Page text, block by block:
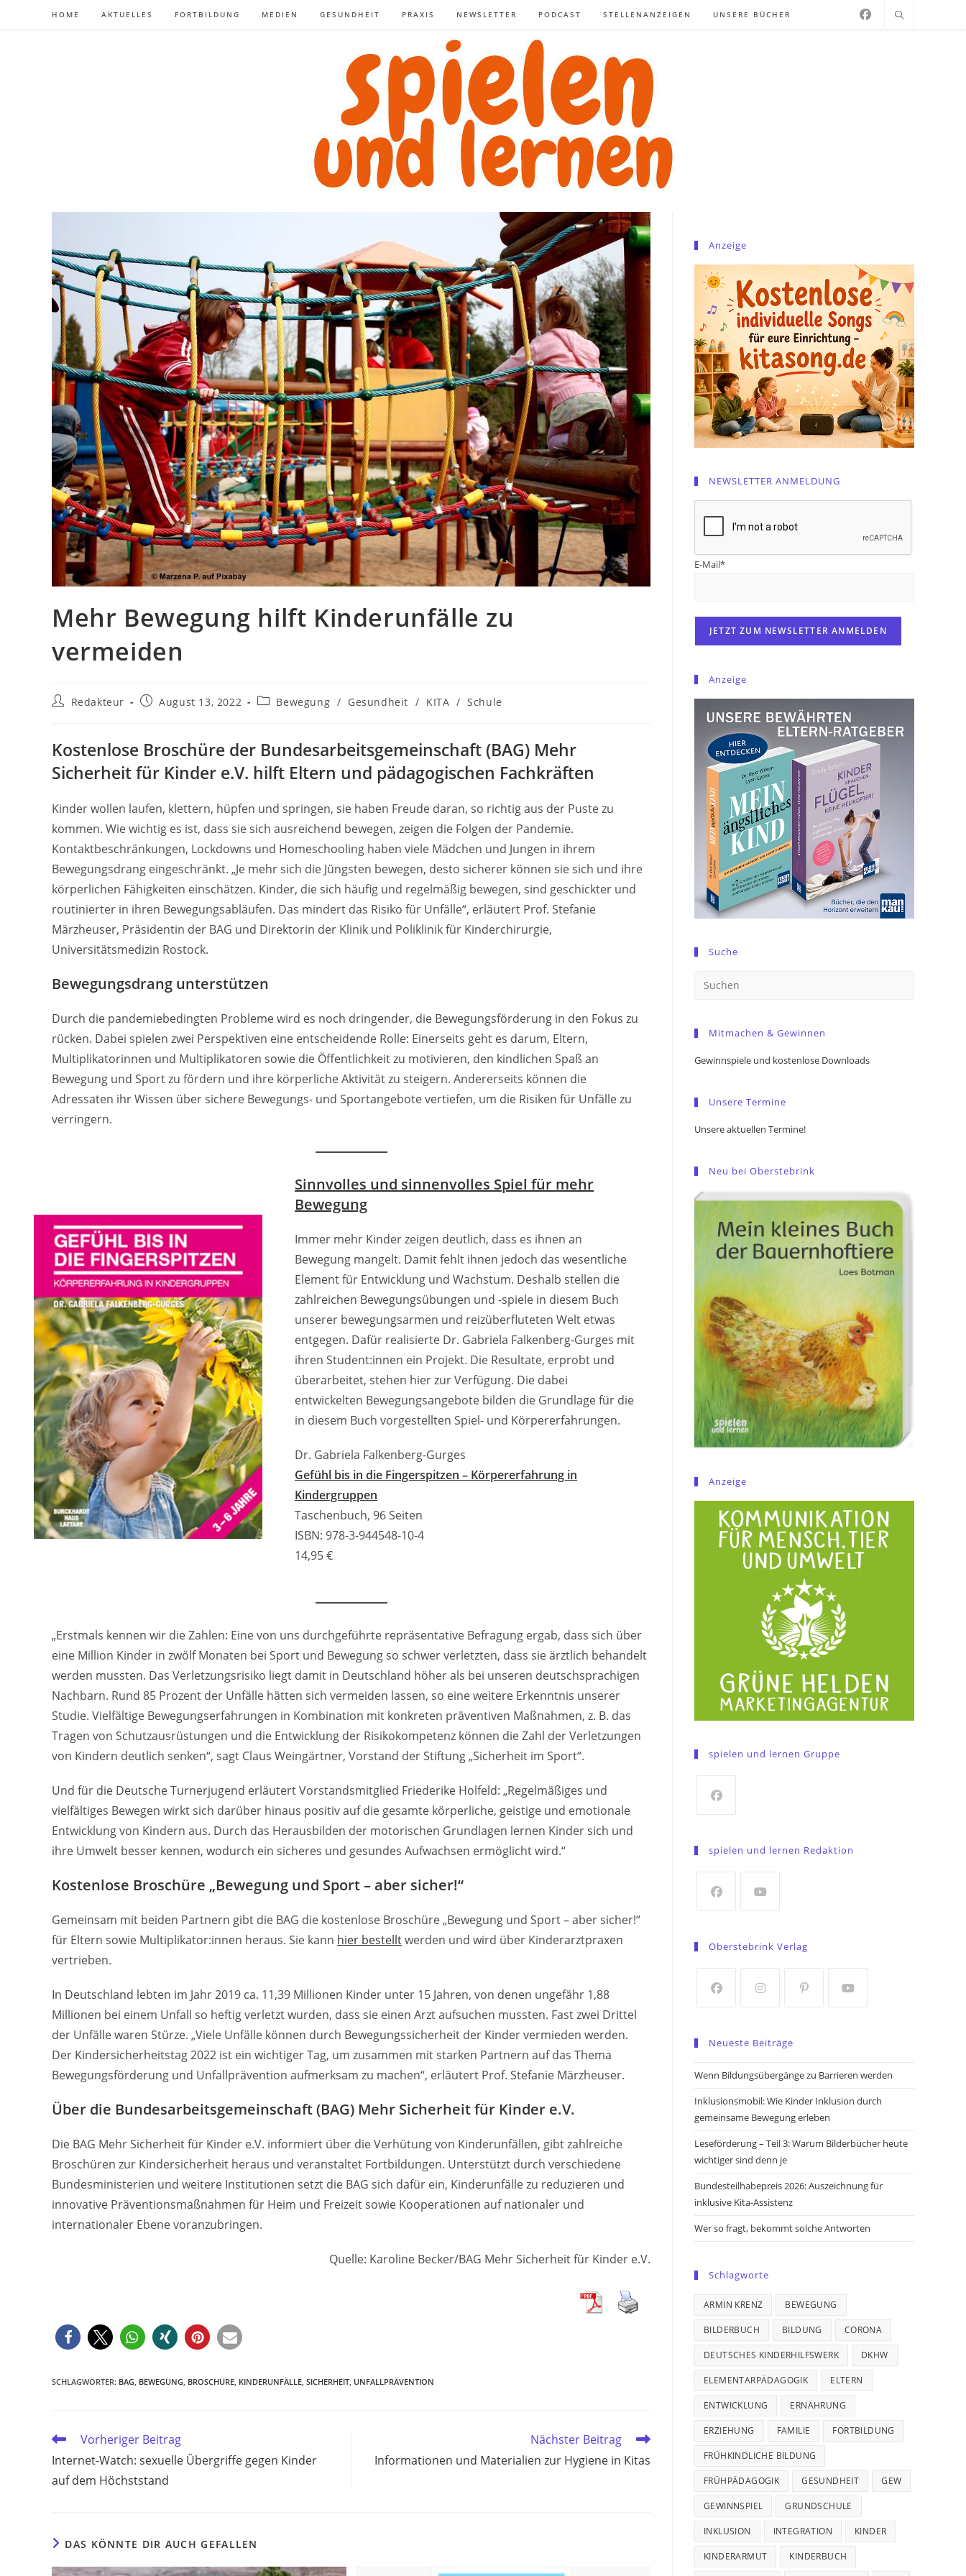
HOME AKTUELLES FORTBILDUNG MEDIEN GESUNDHEIT PRAXIS NEWSLETTER PODCAST STELLENANZEIGEN UNSERE BÜCHER
Mehr Bewegung hilft Kinderunfälle zu
vermeiden
Beitrags-
Redakteur
BeitragAugust 13, 2022
Beitrags-
Bewegung / Gesundheit / KITA / Schule
Kostenlose Broschüre der Bundesarbeitsgemeinschaft (BAG) Mehr
Sicherheit für Kinder e.V. hilft Eltern und pädagogischen Fachkräften
Kinder wollen laufen, klettern, hüpfen und springen, sie haben Freude daran, so richtig aus der Puste zu
kommen. Wie wichtig es ist, dass sie sich ausreichend bewegen, zeigen die Folgen der Pandemie.
Kontaktbeschränkungen, Lockdowns und Homeschooling haben viele Mädchen und Jungen in ihrem
Bewegungsdrang eingeschränkt. „Je mehr sich die Jüngsten bewegen, desto sicherer können sie sich und ihre
körperlichen Fähigkeiten einschätzen. Kinder, die sich häufig und regelmäßig bewegen, sind geschickter und
routinierter in ihren Bewegungsabläufen. Das mindert das Risiko für Unfälle“, erläutert Prof. Stefanie
Märzheuser, Präsidentin der BAG und Direktorin der Klinik und Poliklinik für Kinderchirurgie,
Universitätsmedizin Rostock.
Bewegungsdrang unterstützen
Durch die pandemiebedingten Probleme wird es noch dringender, die Bewegungsförderung in den Fokus zu
rücken. Dabei spielen zwei Perspektiven eine entscheidende Rolle: Einerseits geht es darum, Eltern,
Multiplikatorinnen und Multiplikatoren sowie die Öffentlichkeit zu motivieren, den kindlichen Spaß an
Bewegung und Sport zu fördern und ihre körperliche Aktivität zu steigern. Andererseits können die
Adressaten ihr Wissen über sichere Bewegungs- und Sportangebote vertiefen, um die Risiken für Unfälle zu
verringern.
Sinnvolles und sinnenvolles Spiel für mehr
Bewegung
Immer mehr Kinder zeigen deutlich, dass es ihnen an
Bewegung mangelt. Damit fehlt ihnen jedoch das wesentliche
Element für Entwicklung und Wachstum. Deshalb stellen die
zahlreichen Bewegungsübungen und -spiele in diesem Buch
unserer bewegungsarmen und reizüberfluteten Welt etwas
entgegen. Dafür realisierte Dr. Gabriela Falkenberg-Gurges mit
ihren Student:innen ein Projekt. Die Resultate, erprobt und
überarbeitet, stehen hier zur Verfügung. Die dabei
entwickelten Bewegungsangebote bilden die Grundlage für die
in diesem Buch vorgestellten Spiel- und Körpererfahrungen.
Dr. Gabriela Falkenberg-Gurges
Gefühl bis in die Fingerspitzen – Körpererfahrung in
Kindergruppen
Taschenbuch, 96 Seiten
ISBN: 978-3-944548-10-4
14,95 €
„Erstmals kennen wir die Zahlen: Eine von uns durchgeführte repräsentative Befragung ergab, dass sich über
eine Million Kinder in zwölf Monaten bei Sport und Bewegung so schwer verletzten, dass sie ärztlich behandelt
werden mussten. Das Verletzungsrisiko liegt damit in Deutschland höher als bei unseren deutschsprachigen
Nachbarn. Rund 85 Prozent der Unfälle hätten sich vermeiden lassen, so eine weitere Erkenntnis unserer
Studie. Vielfältige Bewegungserfahrungen in Kombination mit konkreten präventiven Maßnahmen, z. B. das
Tragen von Schutzausrüstungen und die Entwicklung der Risikokompetenz können die Zahl der Verletzungen
von Kindern deutlich senken“, sagt Claus Weingärtner, Vorstand der Stiftung „Sicherheit im Sport“.
Und für die Deutsche Turnerjugend erläutert Vorstandsmitglied Friederike Holfeld: „Regelmäßiges und
vielfältiges Bewegen wirkt sich darüber hinaus positiv auf die gesamte körperliche, geistige und emotionale
Entwicklung von Kindern aus. Durch das Herausbilden der motorischen Grundlagen lernen Kinder sich und
ihre Umwelt besser kennen, wodurch ein sicheres und gesundes Aufwachsen ermöglicht wird.“
Kostenlose Broschüre „Bewegung und Sport – aber sicher!“
Gemeinsam mit beiden Partnern gibt die BAG die kostenlose Broschüre „Bewegung und Sport – aber sicher!“
für Eltern sowie Multiplikator:innen heraus. Sie kann hier bestelltwerden und wird über Kinderarztpraxen
vertrieben.
In Deutschland lebten im Jahr 2019 ca. 11,39 Millionen Kinder unter 15 Jahren, von denen ungefähr 1,88
Millionen bei einem Unfall so heftig verletzt wurden, dass sie einen Arzt aufsuchen mussten. Fast zwei Drittel
der Unfälle waren Stürze. „Viele Unfälle können durch Bewegungssicherheit der Kinder vermieden werden.
Der Kindersicherheitstag 2022 ist ein wichtiger Tag, um zusammen mit starken Partnern auf das Thema
Bewegungsförderung und Unfallprävention aufmerksam zu machen“, erläutert Prof. Stefanie Märzheuser.
Über die Bundesarbeitsgemeinschaft (BAG) Mehr Sicherheit für Kinder e.V.
Die BAG Mehr Sicherheit für Kinder e.V. informiert über die Verhütung von Kinderunfällen, gibt zahlreiche
Broschüren zur Kindersicherheit heraus und veranstaltet Fortbildungen. Unterstützt durch verschiedene
Bundesministerien und weitere Institutionen setzt die BAG sich dafür ein, Kinderunfälle zu reduzieren und
innovative Präventionsmaßnahmen für Heim und Freizeit sowie Kooperationen auf nationaler und
internationaler Ebene voranzubringen.
Quelle: Karoline Becker/BAG Mehr Sicherheit für Kinder e.V.
SCHLAGWÖRTER: BAG BEWEGUNG BROSCHÜRE KINDERUNFÄLLE SICHERHEIT UNFALLPRÄVENTION
Weitere
ansehen
Vorheriger Beitrag
Internet-Watch: sexuelle Übergriffe gegen Kinder
auf dem Höchststand
Nächster Beitrag
Informationen und Materialien zur Hygiene in Kitas
DAS KÖNNTE DIR AUCH GEFALLEN
Anzeige
NEWSLETTER ANMELDUNG
E-Mail*
Anzeige
Suche
Mitmachen & Gewinnen
Gewinnspiele und kostenlose Downloads
Unsere Termine
Unsere aktuellen Termine!
Neu bei Oberstebrink
Anzeige
spielen und lernen Gruppe
a
tab
spielen und lernen Redaktion
a
tab
Oberstebrink Verlag
a
new
a
new
new
Neueste Beiträge
Wenn Bildungsübergänge zu Barrieren werden
Inklusionsmobil: Wie Kinder Inklusion durch
gemeinsame Bewegung erleben
Leseförderung – Teil 3: Warum Bilderbücher heute
wichtiger sind denn je
Bundesteilhabepreis 2026: Auszeichnung für
inklusive Kita-Assistenz
Wer so fragt, bekommt solche Antworten
Schlagworte
ARMIN KRENZ BEWEGUNG
BILDERBUCH BILDUNG CORONA
DEUTSCHES KINDERHILFSWERK DKHW
ELEMENTARPÄDAGOGIK ELTERN
ENTWICKLUNG ERNÄHRUNG
ERZIEHUNG FAMILIE FORTBILDUNG
FRÜHKINDLICHE BILDUNG
FRÜHPÄDAGOGIK GESUNDHEIT GEW
GEWINNSPIEL GRUNDSCHULE
INKLUSION INTEGRATION KINDER
KINDERARMUT KINDERBUCH